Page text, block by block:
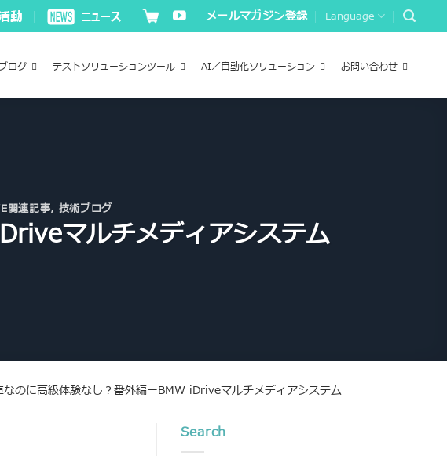
メールマガジン登録 Language
ログ テストソリューションツール AI／自動化ソリューション お問い合わせ
関連記事, 技術ブログ
マルチメディアシステム
なのに高級体験なし？番外編ーBMW iDriveマルチメディアシステム
Search